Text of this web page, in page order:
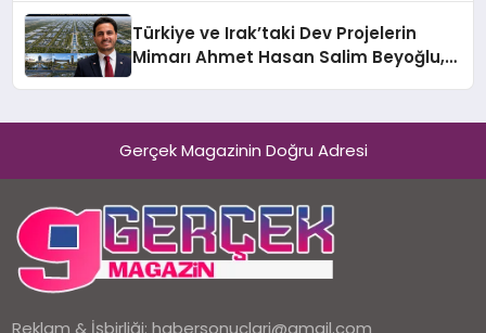
Türkiye ve Irak’taki Dev Projelerin
Mimarı Ahmet Hasan Salim Beyoğlu,
Hayata Geçirecek
Gerçek Magazinin Doğru Adresi
Reklam & İşbirliği:habersonuclari@gmail.com